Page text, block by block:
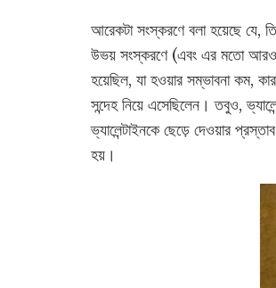
আরেকটা সংস্করণে বলা হয়েছে যে,
উভয় সংস্করণে (এবং এর মতো আরও
হয়েছিল, যা হওয়ার সম্ভাবনা কম,
সন্দেহ নিয়ে এসেছিলেন। তবুও,
ভ্যালেন্টাইনকে ছেড়ে দেওয়ার
হয়।